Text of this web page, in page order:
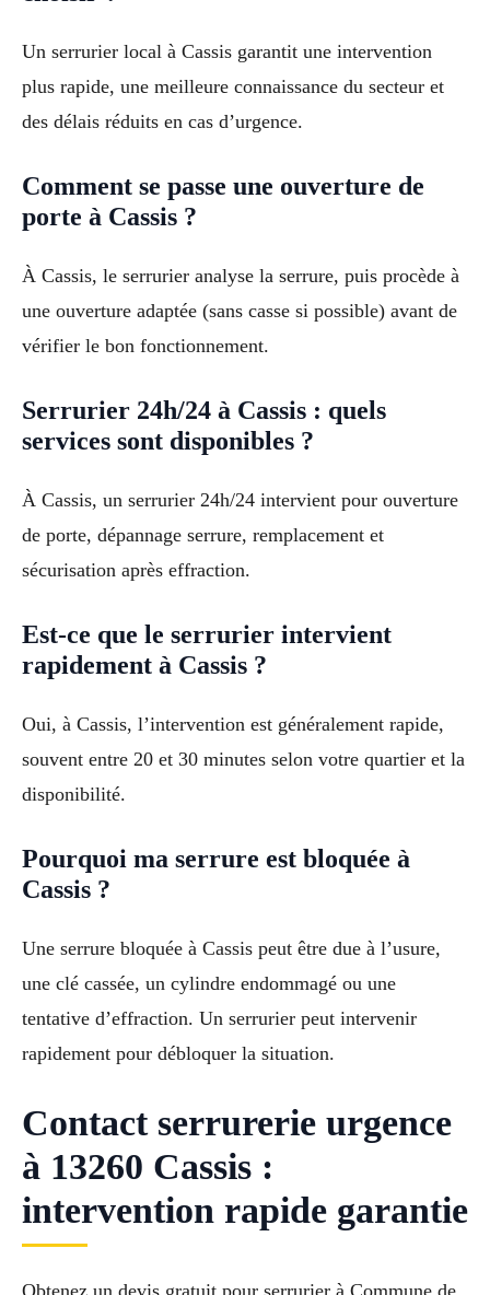
Un serrurier local à Cassis garantit une intervention
plus rapide, une meilleure connaissance du secteur et
des délais réduits en cas d’urgence.
Comment se passe une ouverture de
porte à Cassis ?
À Cassis, le serrurier analyse la serrure, puis procède à
une ouverture adaptée (sans casse si possible) avant de
vérifier le bon fonctionnement.
Serrurier 24h/24 à Cassis : quels
services sont disponibles ?
À Cassis, un serrurier 24h/24 intervient pour ouverture
de porte, dépannage serrure, remplacement et
sécurisation après effraction.
Est-ce que le serrurier intervient
rapidement à Cassis ?
Oui, à Cassis, l’intervention est généralement rapide,
souvent entre 20 et 30 minutes selon votre quartier et la
disponibilité.
Pourquoi ma serrure est bloquée à
Cassis ?
Une serrure bloquée à Cassis peut être due à l’usure,
une clé cassée, un cylindre endommagé ou une
tentative d’effraction. Un serrurier peut intervenir
rapidement pour débloquer la situation.
Contact serrurerie urgence
à 13260 Cassis :
intervention rapide garantie